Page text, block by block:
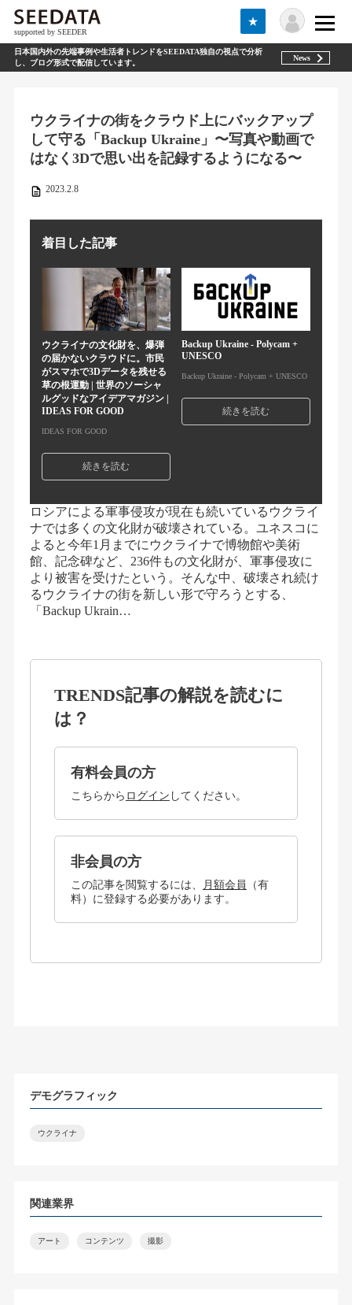
supported by SEEDER
★
日本国内外の先端事例や生活者トレンドをSEEDATA独自の視点で分析
し、ブログ形式で配信しています。
News
ウクライナの街をクラウド上にバックアップ
して守る「Backup Ukraine」〜写真や動画で
はなく3Dで思い出を記録するようになる〜
2023.2.8
着目した記事
ウクライナの文化財を、爆弾
の届かないクラウドに。市民
がスマホで3Dデータを残せる
草の根運動 | 世界のソーシャ
ルグッドなアイデアマガジン |
IDEAS FOR GOOD
IDEAS FOR GOOD
続きを読む
Backup Ukraine - Polycam +
UNESCO
Backup Ukraine - Polycam + UNESCO
続きを読む
ロシアによる軍事侵攻が現在も続いているウクライ
ナでは多くの文化財が破壊されている。ユネスコに
よると今年1月までにウクライナで博物館や美術
館、記念碑など、236件もの文化財が、軍事侵攻に
より被害を受けたという。そんな中、破壊され続け
るウクライナの街を新しい形で守ろうとする、
「Backup Ukrain…
TRENDS記事の解説を読むに
は？
有料会員の方
こちらから ログイン してください。
非会員の方
この記事を閲覧するには、 月額会員
（有
料）に登録する必要があります。
デモグラフィック
ウクライナ
関連業界
アート コンテンツ 撮影